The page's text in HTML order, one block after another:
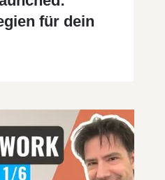
für dein